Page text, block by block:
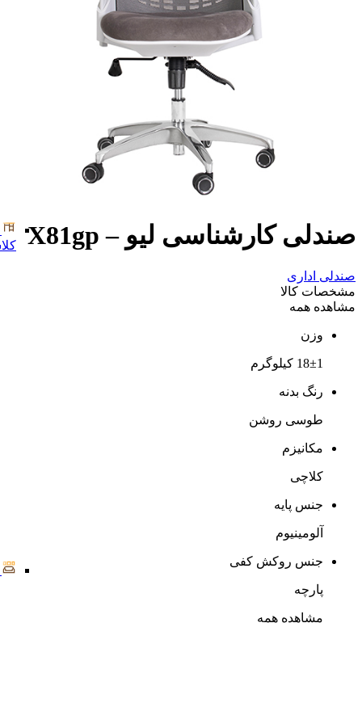
صندلی کارشناسی لیو – X81gp
صندلی اداری
مشخصات کالا
مشاهده همه
وزن
18±1 کیلوگرم
رنگ بدنه
طوسی روشن
مکانیزم
کلاچی
جنس پایه
آلومینیوم
جنس روکش کفی
پارچه
مشاهده همه